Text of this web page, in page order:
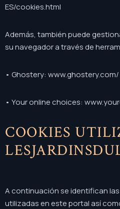
ES/cookies.html
Además, también puede
su navegador a través de
• Ghostery: www.ghostery.com/
• Your online choices:
COOKIES
A continuación se identifican
utilizadas en este portal así